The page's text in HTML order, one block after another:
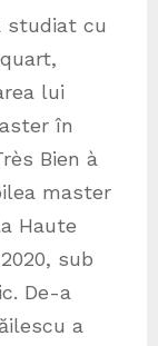
studiat cu
lui
în
Bien à
master
Haute
sub
De-a
a